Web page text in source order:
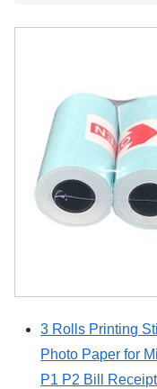
3 Rolls Printing
Photo Paper for
P1 P2 Bill